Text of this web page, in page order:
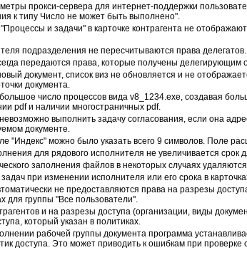
прокси-сервера для интернет-поддержки
к типу Число не может быть выполнено".
и задачи" в карточке контрагента не
подразделения не пересчитываются права делегатов.
передаются права, которые получены делегирующим
документ, список виз не обновляется и не
документа.
число процессов вида v8_1234.exe, создавая
pdf и наличии многостраничных pdf.
выполнить задачу согласования, если она
документе.
"Индекс" можно было указать всего 9 символов. Поле
для рядового исполнителя не увеличивается срок
заполнения файлов в некоторых случаях удаляются
при изменении исполнителя или его срока в
не предоставляются права на разрезы
для группы "Все пользователи".
и на разрезы доступа (организации, виды
который указан в политиках.
рабочей группы документа программа
доступа. Это может приводить к ошибкам при проверке